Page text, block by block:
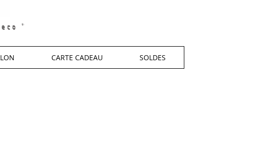
"
CARTE CADEAU SOLDES